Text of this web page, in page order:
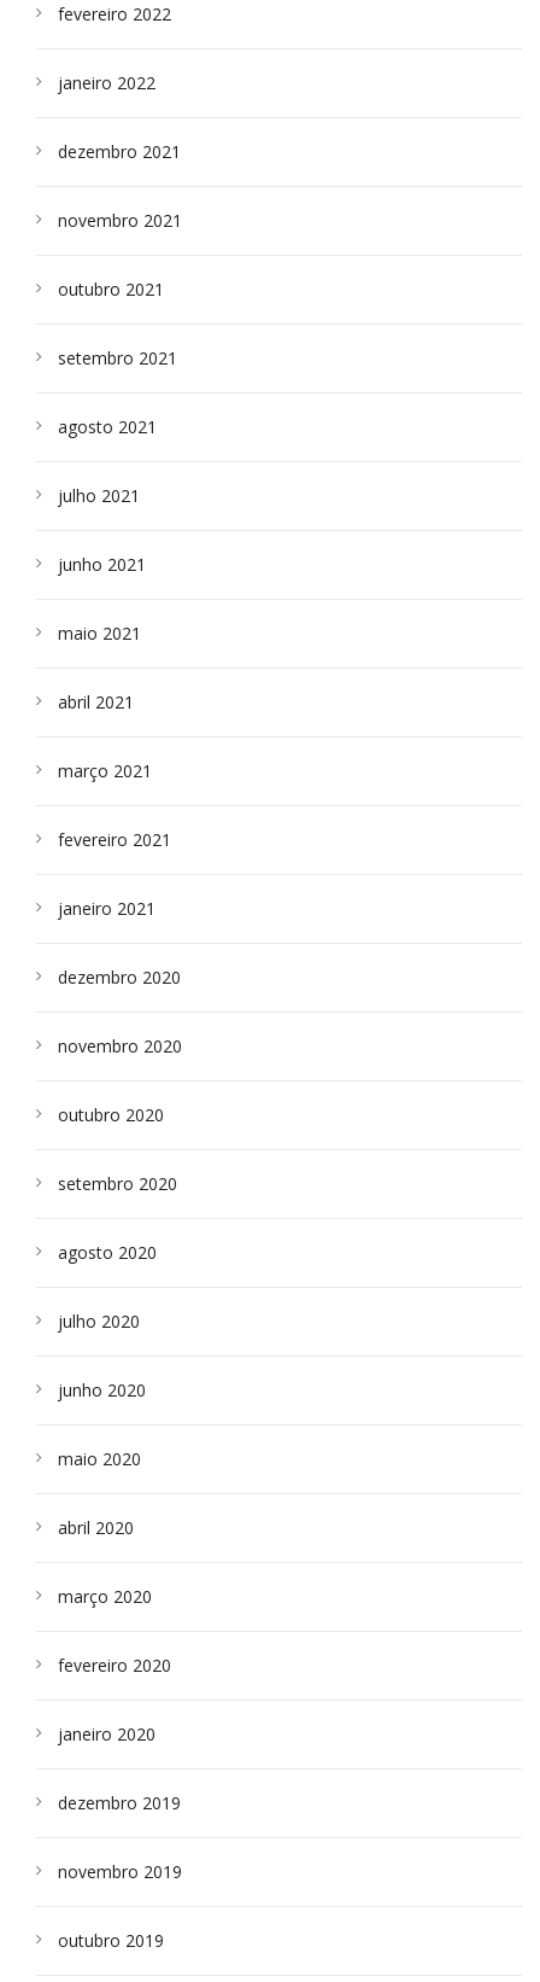
fevereiro 2022
janeiro 2022
dezembro 2021
novembro 2021
outubro 2021
setembro 2021
agosto 2021
julho 2021
junho 2021
maio 2021
abril 2021
março 2021
fevereiro 2021
janeiro 2021
dezembro 2020
novembro 2020
outubro 2020
setembro 2020
agosto 2020
julho 2020
junho 2020
maio 2020
abril 2020
março 2020
fevereiro 2020
janeiro 2020
dezembro 2019
novembro 2019
outubro 2019